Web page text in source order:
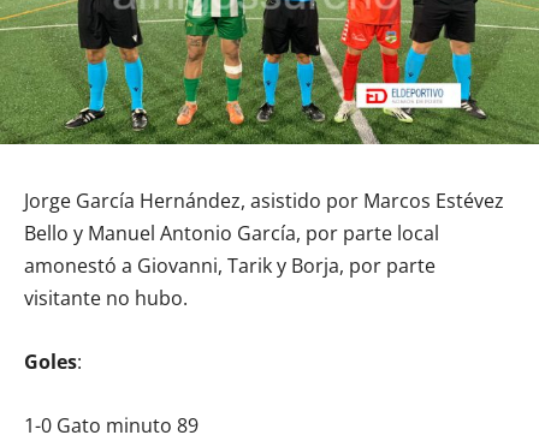
Jorge García Hernández, asistido por Marcos Estévez
Bello y Manuel Antonio García, por parte local
amonestó a Giovanni, Tarik y Borja, por parte
visitante no hubo.
Goles:
1-0 Gato minuto 89